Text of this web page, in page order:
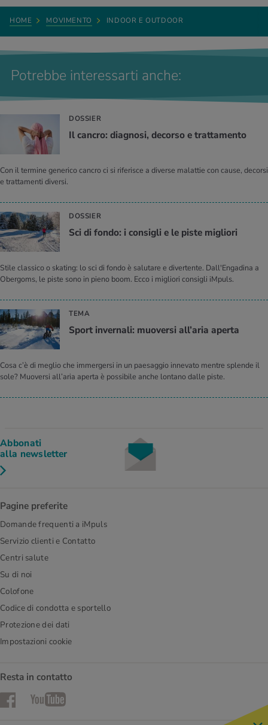
HOME MOVIMENTO INDOOR E OUTDOOR
Potrebbe interessarti anche:
DOSSIER
Il cancro: diagnosi, decorso e trattamento
Con il termine generico cancro ci si riferisce a diverse malattie con cause, decorsi
e trattamenti diversi.
DOSSIER
Sci di fondo: i consigli e le piste migliori
Stile classico o skating: lo sci di fondo è salutare e divertente. Dall'Engadina a
Obergoms, le piste sono in pieno boom. Ecco i migliori consigli iMpuls.
TEMA
Sport invernali: muoversi all’aria aperta
Cosa c’è di meglio che immergersi in un paesaggio innevato mentre splende il
sole? Muoversi all’aria aperta è possibile anche lontano dalle piste.
Abbonati
alla newsletter
Pagine preferite
Domande frequenti a iMpuls
Servizio clienti e Contatto
Centri salute
Su di noi
Colofone
Codice di condotta e sportello
Protezione dei dati
Impostazioni cookie
Resta in contatto
FacebookYouTube